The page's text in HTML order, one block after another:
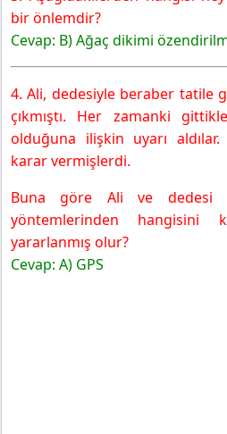
bir önlemdir?
Cevap: B) Ağaç dikimi
4. Ali, dedesiyle beraber tatile
çıkmıştı. Her zamanki
olduğuna ilişkin uyarı
karar vermişlerdi.
Buna göre Ali ve dedesi
yöntemlerinden hangisini
yararlanmış olur?
Cevap: A) GPS